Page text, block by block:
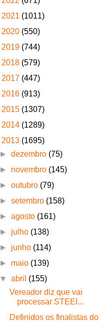
2021 (1011)
2020 (550)
2019 (744)
2018 (579)
2017 (447)
2016 (913)
2015 (1307)
2014 (1289)
2013 (1695)
►dezembro (75)
► novembro (145)
►outubro (79)
►setembro (158)
►agosto (161)
► julho (138)
► junho (114)
► maio (139)
▼abril (155)
Vereador diz que vai
processar STEEI...
Definidos os finalistas do